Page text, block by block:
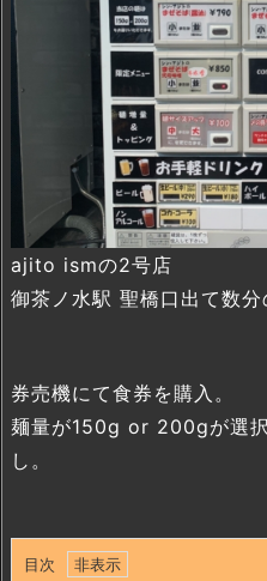
ajito ismの2号店
御茶ノ水駅 聖橋口出て数分
券売機にて食券を購入。
麺量が150g or 200gが選
し。
目次